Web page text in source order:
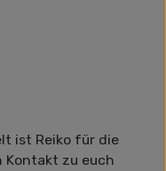
ist Reiko für die
Kontakt zu euch